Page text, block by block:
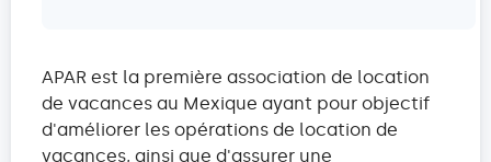
APAR est la première association de location
de vacances au Mexique ayant pour objectif
d'améliorer les opérations de location de
vacances, ainsi que d'assurer une